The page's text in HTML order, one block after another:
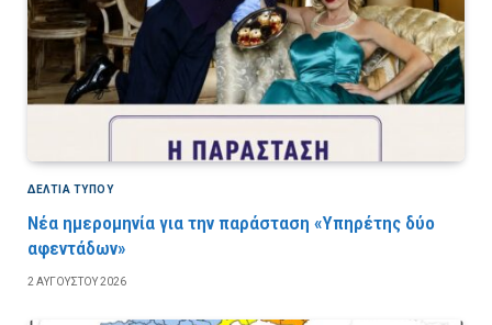
ΔΕΛΤΙΑ ΤΥΠΟΥ
Νέα ημερομηνία για την παράσταση «Υπηρέτης δύο
αφεντάδων»
2 ΑΥΓΟΎΣΤΟΥ 2026